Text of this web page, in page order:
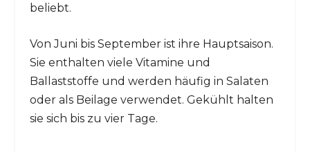
beliebt.
Von Juni bis September ist ihre Hauptsaison.
Sie enthalten viele Vitamine und
Ballaststoffe und werden häufig in Salaten
oder als Beilage verwendet. Gekühlt halten
sie sich bis zu vier Tage.